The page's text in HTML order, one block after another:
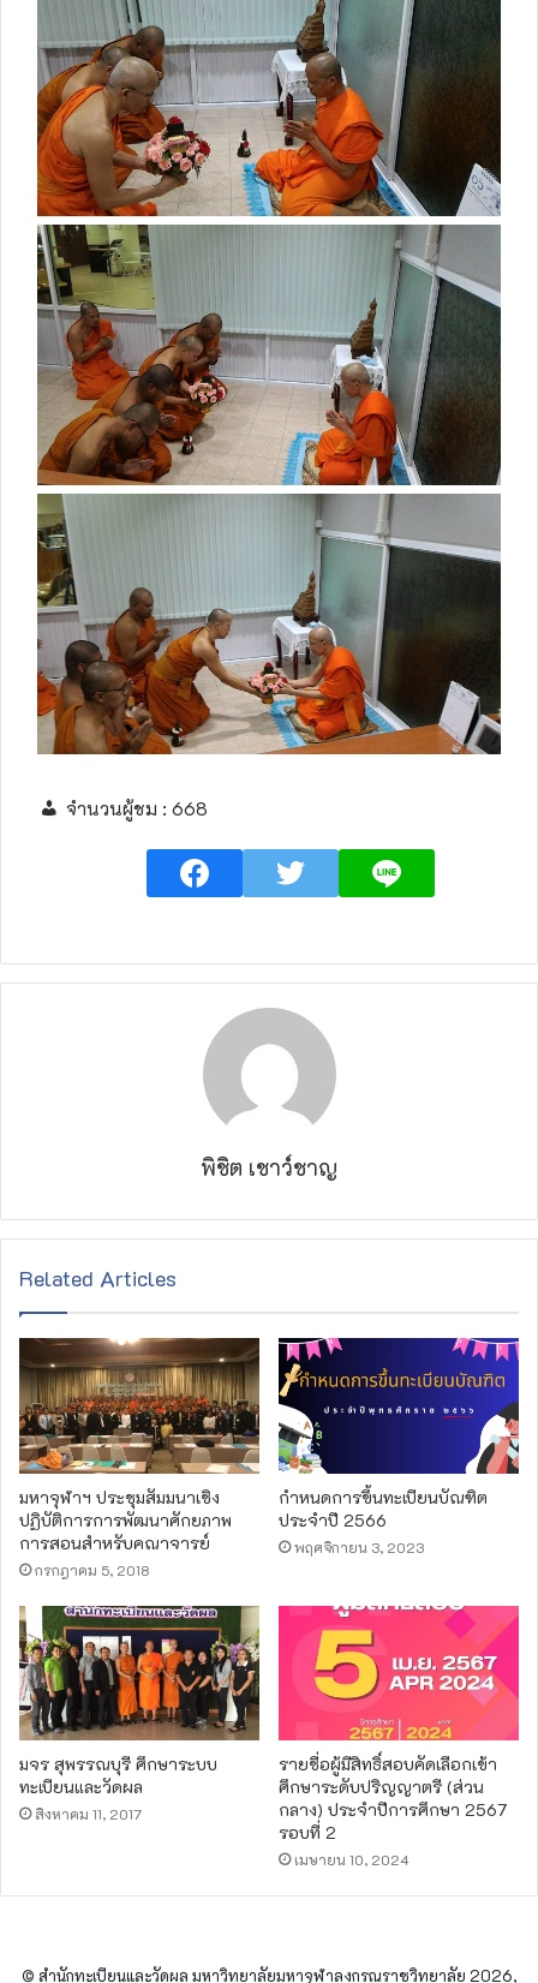
จำนวนผู้ชม : 668
พิชิต เชาว์ชาญ
Related Articles
มหาจุฬาฯ ประชุมสัมมนาเชิง
ปฏิบัติการการพัฒนาศักยภาพ
การสอนสำหรับคณาจารย์
กรกฎาคม 5, 2018
กำหนดการขึ้นทะเบียนบัณฑิต
ประจำปี 2566
พฤศจิกายน 3, 2023
มจร สุพรรณบุรี ศึกษาระบบ
ทะเบียนและวัดผล
สิงหาคม 11, 2017
รายชื่อผู้มีสิทธิ์สอบคัดเลือกเข้า
ศึกษาระดับปริญญาตรี (ส่วน
กลาง) ประจำปีการศึกษา 2567
รอบที่ 2
เมษายน 10, 2024
© สำนักทะเบียนและวัดผล มหาวิทยาลัยมหาจุฬาลงกรณราชวิทยาลัย 2026,